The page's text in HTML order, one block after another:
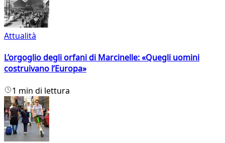
Attualità
L’orgoglio degli orfani di Marcinelle: «Quegli uomini
costruivano l’Europa»
1 min di lettura